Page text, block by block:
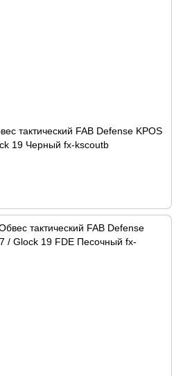
тактический FAB Defense KPOS
19 Черный fx-kscoutb